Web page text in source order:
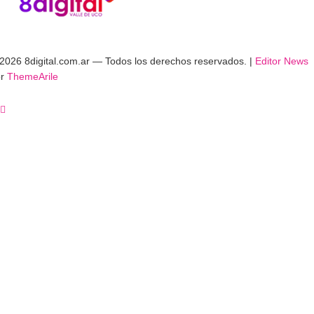
8digital.com.ar — Todos los derechos reservados. | Editor News
ThemeArile